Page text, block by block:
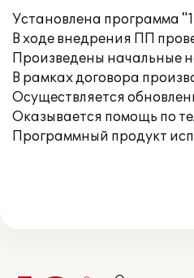
Установлена программа
В ходе внедрения ПП
Произведены начальные
В рамках договора
Осуществляется
Оказывается помощь по
Программный продукт